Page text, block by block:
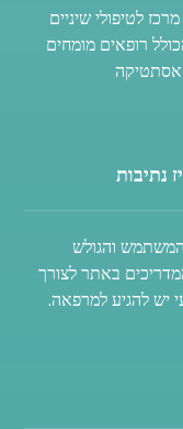
לטיפולי שיניים
רופאים מומחים
אסתטיקה
והגולש
באתר לצורך
יש להגיע למרפאה.